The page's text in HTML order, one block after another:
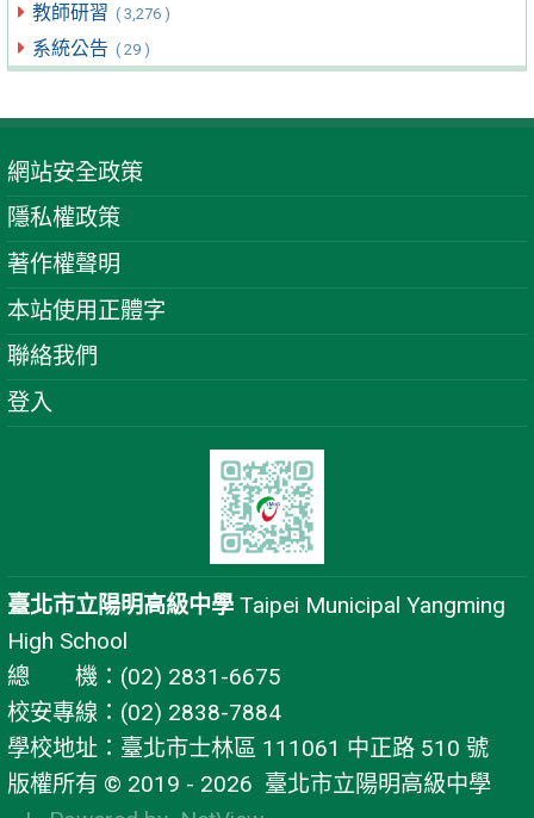
教師研習 ( 3,276 )
系統公告 ( 29 )
網站安全政策
隱私權政策
著作權聲明
本站使用正體字
聯絡我們
登入
臺北市立陽明高級中學 Taipei Municipal Yangming
High School
總 機：(02) 2831-6675
校安專線：(02) 2838-7884
學校地址：臺北市士林區 111061 中正路 510 號
版權所有 © 2019 - 2026 臺北市立陽明高級中學